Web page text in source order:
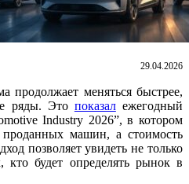
29.04.2026
продолжает меняться быстрее,
ряды. Это показалежегодный
Industry 2026”, в котором
проданных машин, а стоимость
позволяет увидеть не только
будет определять рынок в